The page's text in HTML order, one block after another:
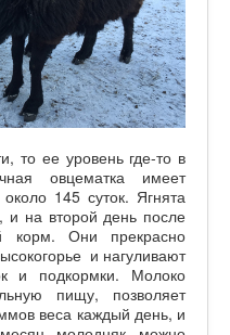
то ее уровень где-то в
овцематка имеет
145 суток. Ягнята
и на второй день после
корм. Они прекрасно
и нагуливают
и подкормки. Молоко
пищу, позволяет
веса каждый день, и